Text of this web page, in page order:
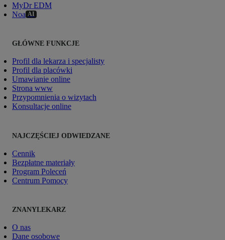
MyDr EDM
Noa AI
GŁÓWNE FUNKCJE
Profil dla lekarza i specjalisty
Profil dla placówki
Umawianie online
Strona www
Przypomnienia o wizytach
Konsultacje online
NAJCZĘŚCIEJ ODWIEDZANE
Cennik
Bezpłatne materiały
Program Poleceń
Centrum Pomocy
ZNANYLEKARZ
O nas
Dane osobowe